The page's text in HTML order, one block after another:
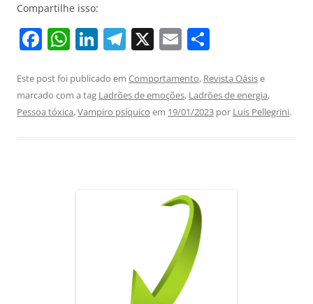
Compartilhe isso:
F
c
e
W
at
s
Li
k
e
T
e
gr
X E
ai
l
ar
e
Este post foi publicado em Comportamento, Revista Oásise
marcado com a tag Ladrões de emoções, Ladrões de energia,
Pessoa tóxica,Vampiro psíquico em 19/01/2023 por Luis Pellegrini.